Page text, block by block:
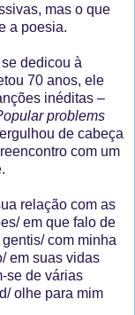
mas o que
a poesia.
dedicou à
70 anos, ele
inéditas –
problems
de cabeça
com um
relação com as
em que falo de
com minha
em suas vidas
se de várias
olhe para mim